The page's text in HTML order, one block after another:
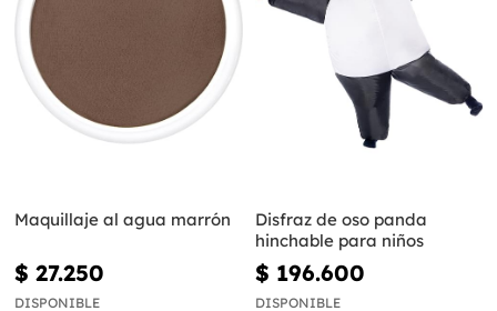
Maquillaje al agua marrón
$ 27.250
DISPONIBLE
Disfraz de oso panda
hinchable para niños
$ 196.600
DISPONIBLE